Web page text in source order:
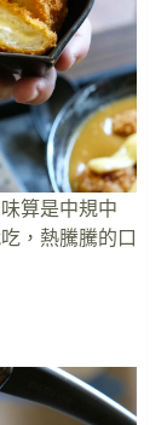
算是中規中
，熱騰騰的口